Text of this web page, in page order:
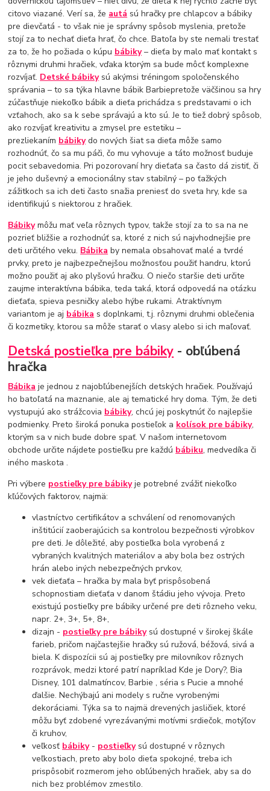
citovo viazané. Verí sa, že autá sú hračky pre chlapcov a bábiky
pre dievčatá - to však nie je správny spôsob myslenia, pretože
stojí za to nechať dieťa hrať, čo chce. Batoľa by ste nemali trestať
za to, že ho požiada o kúpu bábiky– dieťa by malo mať kontakt s
rôznymi druhmi hračiek, vďaka ktorým sa bude môcť komplexne
rozvíjať. Detské bábikysú akýmsi tréningom spoločenského
správania – to sa týka hlavne bábik Barbiepretože väčšinou sa hry
zúčastňuje niekoľko bábik a dieťa prichádza s predstavami o ich
vzťahoch, ako sa k sebe správajú a kto sú. Je to tiež dobrý spôsob,
ako rozvíjať kreativitu a zmysel pre estetiku –
prezliekaním bábikydo nových šiat sa dieťa môže samo
rozhodnúť, čo sa mu páči, čo mu vyhovuje a táto možnosť buduje
pocit sebavedomia. Pri pozorovaní hry dieťaťa sa často dá zistiť, či
je jeho duševný a emocionálny stav stabilný – po ťažkých
zážitkoch sa ich deti často snažia preniesť do sveta hry, kde sa
identifikujú s niektorou z hračiek.
Bábikymôžu mať veľa rôznych typov, takže stojí za to sa na ne
pozrieť bližšie a rozhodnúť sa, ktoré z nich sú najvhodnejšie pre
deti určitého veku. Bábika by nemala obsahovať malé a tvrdé
prvky, preto je najbezpečnejšou možnosťou použiť handru, ktorú
možno použiť aj ako plyšovú hračku. O niečo staršie deti určite
zaujme interaktívna bábika, teda taká, ktorá odpovedá na otázku
dieťaťa, spieva pesničky alebo hýbe rukami. Atraktívnym
variantom je aj bábika s doplnkami, t.j. rôznymi druhmi oblečenia
či kozmetiky, ktorou sa môže starať o vlasy alebo si ich maľovať.
Detská postieľka pre bábiky - obľúbená
hračka
Bábika je jednou z najobľúbenejších detských hračiek. Používajú
ho batoľatá na maznanie, ale aj tematické hry doma. Tým, že deti
vystupujú ako strážcovia bábiky, chcú jej poskytnúť čo najlepšie
podmienky. Preto široká ponuka postieľok a kolísok pre bábiky,
ktorým sa v nich bude dobre spať. V našom internetovom
obchode určite nájdete postieľku pre každú bábiku, medvedíka či
iného maskota .
Pri výbere postieľky pre bábikyje potrebné zvážiť niekoľko
kľúčových faktorov, najmä:
vlastníctvo certifikátov a schválení od renomovaných
inštitúcií zaoberajúcich sa kontrolou bezpečnosti výrobkov
pre deti. Je dôležité, aby postieľka bola vyrobená z
vybraných kvalitných materiálov a aby bola bez ostrých
hrán alebo iných nebezpečných prvkov,
vek dieťaťa – hračka by mala byť prispôsobená
schopnostiam dieťaťa v danom štádiu jeho vývoja. Preto
existujú postieľky pre bábiky určené pre deti rôzneho veku,
napr. 2+, 3+, 5+, 8+,
dizajn - postieľky pre bábikysú dostupné v širokej škále
farieb, pričom najčastejšie hračky sú ružová, béžová, sivá a
biela. K dispozícii sú aj postieľky pre milovníkov rôznych
rozprávok, medzi ktoré patrí napríklad Kde je Dory?, Bia
Disney, 101 dalmatíncov, Barbie , séria s Pucie a mnohé
ďalšie. Nechýbajú ani modely s ručne vyrobenými
dekoráciami. Týka sa to najmä drevených jasličiek, ktoré
môžu byť zdobené vyrezávanými motívmi srdiečok, motýľov
či kruhov,
veľkosť bábiky- postieľkysú dostupné v rôznych
veľkostiach, preto aby bolo dieťa spokojné, treba ich
prispôsobiť rozmerom jeho obľúbených hračiek, aby sa do
nich bez problémov zmestilo.